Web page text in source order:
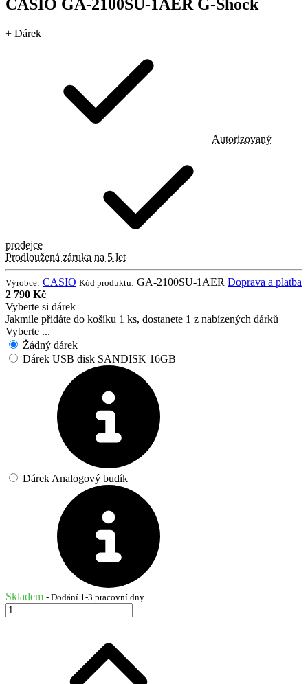
CASIO GA-2100SU-1AER G-Shock
+ Dárek
Autorizovaný
prodejce
Prodloužená záruka na 5 let
Výrobce: CASIO Kód produktu: GA-2100SU-1AER Doprava a platba
2 790 Kč
Vyberte si dárek
Jakmile přidáte do košíku 1 ks, dostanete 1 z nabízených dárků
Vyberte ...
Žádný dárek
Dárek USB disk SANDISK 16GB
Dárek Analogový budík
Skladem - Dodání 1-3 pracovní dny